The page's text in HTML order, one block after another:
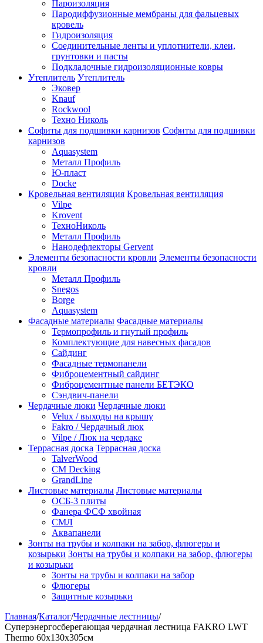
Пароизоляция
Пародиффузионные мембраны для фальцевых
кровель
Гидроизоляция
Соединительные ленты и уплотнители, клеи,
грунтовки и пасты
Подкладочные гидроизоляционные ковры
Утеплитель Утеплитель
Эковер
Knauf
Rockwool
Техно Николь
Софиты для подшивки карнизов Софиты для подшивки
карнизов
Aquasystem
Металл Профиль
Ю-пласт
Docke
Кровельная вентиляция Кровельная вентиляция
Vilpe
Krovent
ТехноНиколь
Металл Профиль
Нанодефлекторы Gervent
Элементы безопасности кровли Элементы безопасности
кровли
Металл Профиль
Snegos
Borge
Aquasystem
Фасадные материалы Фасадные материалы
Термопрофиль и гнутый профиль
Комплектующие для навесных фасадов
Сайдинг
Фасадные термопанели
Фиброцементный сайдинг
Фиброцементные панели БЕТЭКО
Сэндвич-панели
Чердачные люки Чердачные люки
Velux / выходы на крышу
Fakro / Чердачный люк
Vilpe / Люк на чердаке
Террасная доска Террасная доска
TalverWood
CM Decking
GrandLine
Листовые материалы Листовые материалы
ОСБ-3 плиты
Фанера ФСФ хвойная
СМЛ
Аквапанели
Зонты на трубы и колпаки на забор, флюгеры и
козырьки Зонты на трубы и колпаки на забор, флюгеры
и козырьки
Зонты на трубы и колпаки на забор
Флюгеры
Защитные козырьки
Главная/Каталог/Чердачные лестницы/
Суперэнергосберегающая чердачная лестница FAKRO LWT
Thermo 60х130х305см